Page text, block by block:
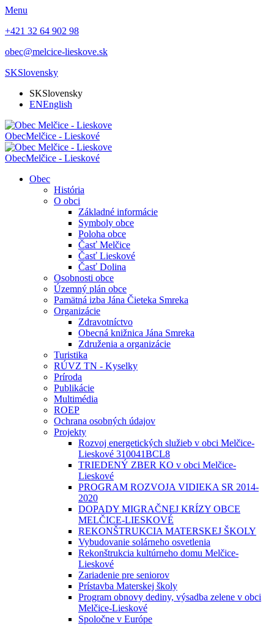
Menu
+421 32 64 902 98
obec@melcice-lieskove.sk
SKSlovensky
SKSlovensky
ENEnglish
ObecMelčice - Lieskové
ObecMelčice - Lieskové
Obec
História
O obci
Základné informácie
Symboly obce
Poloha obce
Časť Melčice
Časť Lieskové
Časť Dolina
Osobnosti obce
Územný plán obce
Pamätná izba Jána Čieteka Smreka
Organizácie
Zdravotníctvo
Obecná knižnica Jána Smreka
Združenia a organizácie
Turistika
RÚVZ TN - Kyselky
Príroda
Publikácie
Multimédia
ROEP
Ochrana osobných údajov
Projekty
Rozvoj energetických služieb v obci Melčice-
Lieskové 310041BCL8
TRIEDENÝ ZBER KO v obci Melčice-
Lieskové
PROGRAM ROZVOJA VIDIEKA SR 2014-
2020
DOPADY MIGRAČNEJ KRÍZY OBCE
MELČICE-LIESKOVÉ
REKONŠTRUKCIA MATERSKEJ ŠKOLY
Vybudovanie solárneho osvetlenia
Rekonštrukcia kultúrneho domu Melčice-
Lieskové
Zariadenie pre seniorov
Prístavba Materskej školy
Program obnovy dediny, výsadba zelene v obci
Melčice-Lieskové
Spoločne v Európe